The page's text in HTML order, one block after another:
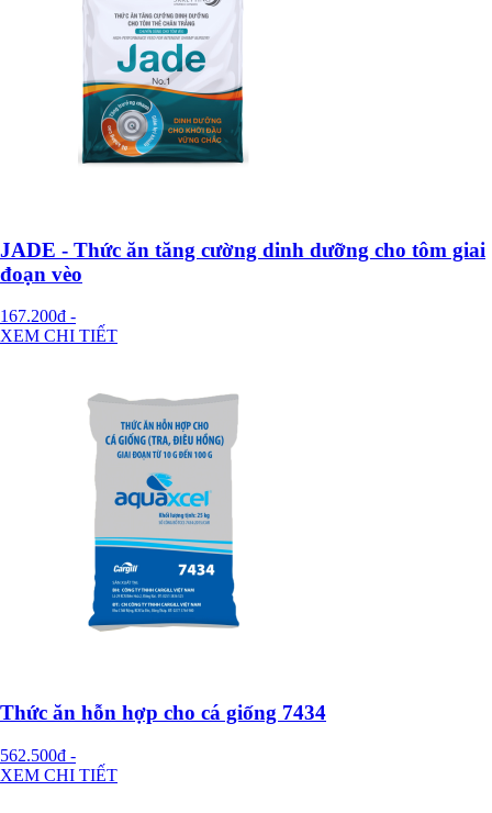
JADE - Thức ăn tăng cường dinh dưỡng cho tôm giai
đoạn vèo
167.200đ -
XEM CHI TIẾT
Thức ăn hỗn hợp cho cá giống 7434
562.500đ -
XEM CHI TIẾT